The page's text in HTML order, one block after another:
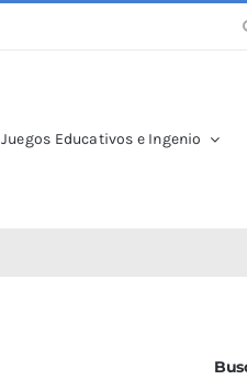
Juegos Educativos e Ingenio